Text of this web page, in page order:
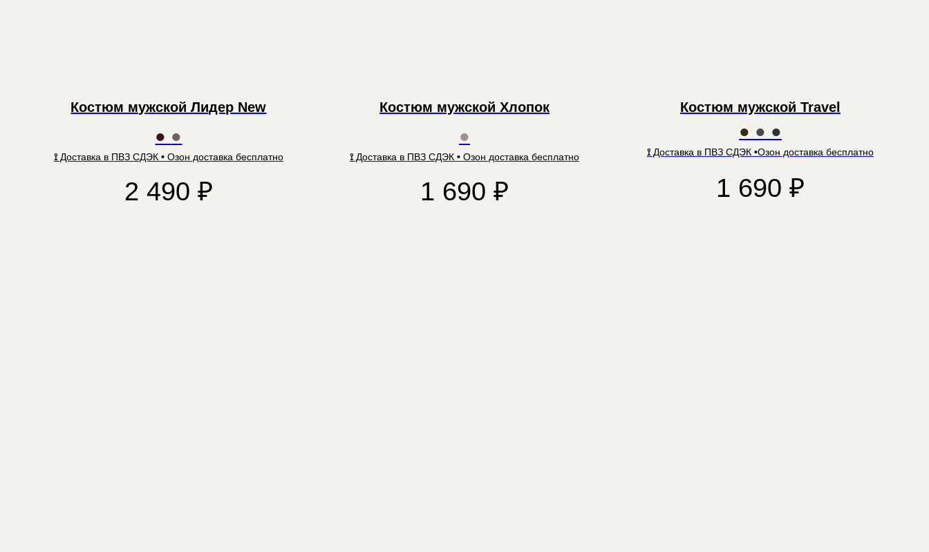
Костюм мужской Лидер New
● ●
⟟Доставка в ПВЗ СДЭК • Озон доставка бесплатно
2 490 ₽
Костюм мужской Хлопок
●
⟟Доставка в ПВЗ СДЭК • Озон доставка бесплатно
1 690 ₽
Костюм мужской Travel
● ● ●
⟟Доставка в ПВЗ СДЭК •Озон доставка бесплатно
1 690 ₽